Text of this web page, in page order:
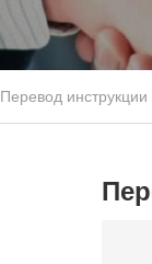
Перевод инструкции